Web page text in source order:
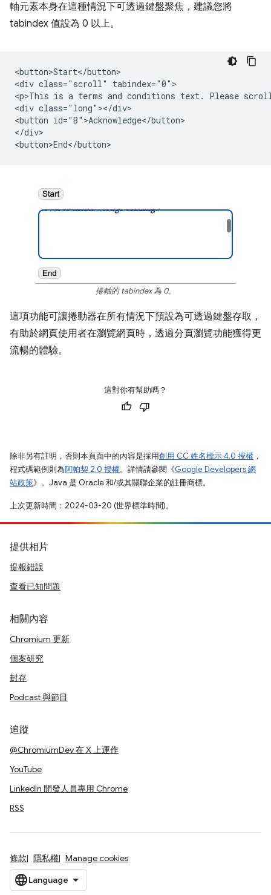
軸元素本身在這種情況下可透過鍵盤聚焦，建議您將
tabindex 值設為 0 以上。
<button>Start</button>
<div class="scroll" tabindex="0">
<p>This is a terms and conditions text. Please scroll
<div class="long"></div>
<button id="B">Acknowledge</button>
</div>
捲軸的 tabindex 為 0。
這項功能可讓捲動器在所有情況下預設為可透過鍵盤存取，
有助於網頁使用者在瀏覽網頁時，透過分頁瀏覽功能獲得更
流暢的體驗。
這對你有幫助嗎？
除非另有註明，否則本頁面中的內容是採用創用 CC 姓名標示 4.0 授權 ，
程式碼範例則為阿帕契 2.0 授權。詳情請參閱《Google Developers 網
站政策》。Java 是 Oracle 和/或其關聯企業的註冊商標。
上次更新時間：2024-03-20 (世界標準時間)。
提供相片
提報錯誤
查看已知問題
相關內容
Chromium 更新
個案研究
封存
Podcast 與節目
追蹤
@ChromiumDev 在 X 上運作
YouTube
LinkedIn 開發人員專用 Chrome
RSS
條款 隱私權 Manage cookies